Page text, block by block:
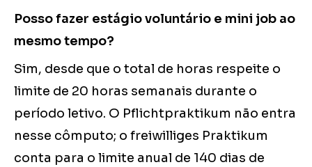
Posso fazer estágio voluntário e mini job ao
mesmo tempo?
Sim, desde que o total de horas respeite o
limite de 20 horas semanais durante o
período letivo. O Pflichtpraktikum não entra
nesse cômputo; o freiwilliges Praktikum
conta para o limite anual de 140 dias de